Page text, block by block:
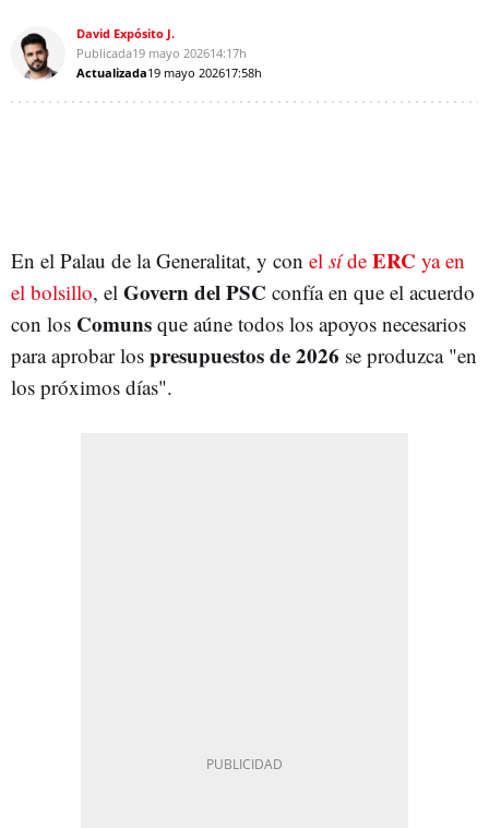
David Expósito J.
Publicada19 mayo 202614:17h
Actualizada19 mayo 202617:58h
En el Palau de la Generalitat, y con el síde ERC ya en
el bolsillo, el Govern del PSC confía en que el acuerdo
con los Comuns que aúne todos los apoyos necesarios
para aprobar los presupuestos de 2026 se produzca "en
los próximos días".